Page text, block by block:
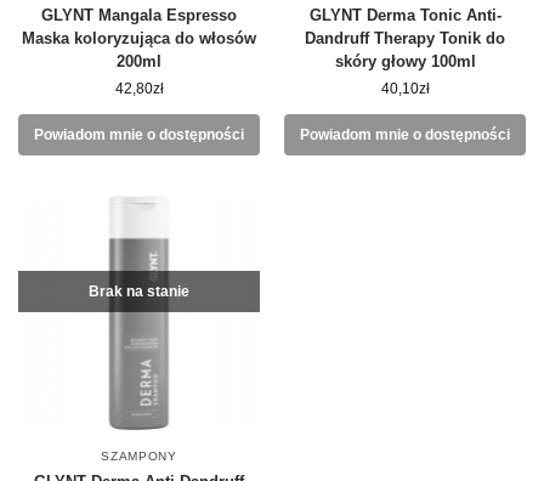
GLYNT Mangala Espresso
Maska koloryzująca do włosów
200ml
42,80zł
Powiadom mnie o dostępności
GLYNT Derma Tonic Anti-
Dandruff Therapy Tonik do
skóry głowy 100ml
40,10zł
Powiadom mnie o dostępności
Brak na stanie
SZAMPONY